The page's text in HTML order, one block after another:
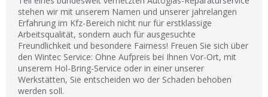
stehen wir mit unserem Namen und unserer jahrelangen
Erfahrung im Kfz-Bereich nicht nur für erstklassige
Arbeitsqualität, sondern auch für ausgesuchte
Freundlichkeit und besondere Fairness! Freuen Sie sich über
den Wintec Service: Ohne Aufpreis bei Ihnen Vor-Ort, mit
unserem Hol-Bring-Service oder in einer unserer
Werkstätten, Sie entscheiden wo der Schaden behoben
werden soll.